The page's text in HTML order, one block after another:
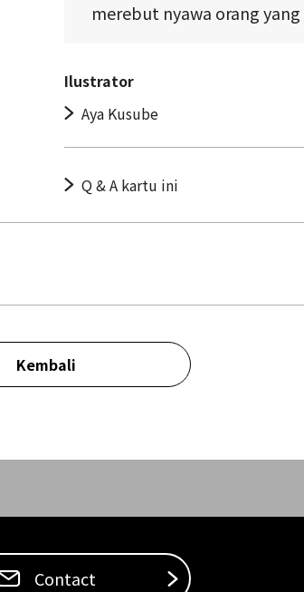
merebut nyawa orang
Ilustrator
Aya Kusube
Q & A kartu ini
Kembali
Contact